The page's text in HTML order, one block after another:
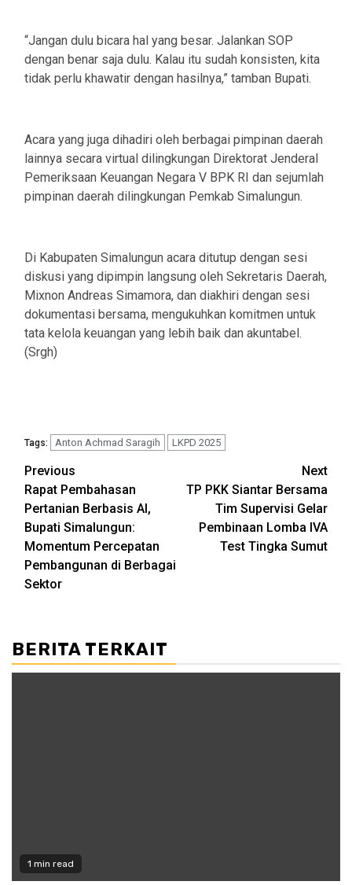
“Jangan dulu bicara hal yang besar. Jalankan SOP
dengan benar saja dulu. Kalau itu sudah konsisten, kita
tidak perlu khawatir dengan hasilnya,” tamban Bupati.
Acara yang juga dihadiri oleh berbagai pimpinan daerah
lainnya secara virtual dilingkungan Direktorat Jenderal
Pemeriksaan Keuangan Negara V BPK RI dan sejumlah
pimpinan daerah dilingkungan Pemkab Simalungun.
Di Kabupaten Simalungun acara ditutup dengan sesi
diskusi yang dipimpin langsung oleh Sekretaris Daerah,
Mixnon Andreas Simamora, dan diakhiri dengan sesi
dokumentasi bersama, mengukuhkan komitmen untuk
tata kelola keuangan yang lebih baik dan akuntabel.
(Srgh)
Tags: Anton Achmad Saragih LKPD 2025
Post
navigation
Previous
Rapat Pembahasan
Pertanian Berbasis AI,
Bupati Simalungun:
Momentum Percepatan
Pembangunan di Berbagai
Sektor
Next
‎ TP PKK Siantar Bersama
Tim Supervisi Gelar
Pembinaan Lomba IVA
Test Tingka Sumut
BERITA TERKAIT
1 min read